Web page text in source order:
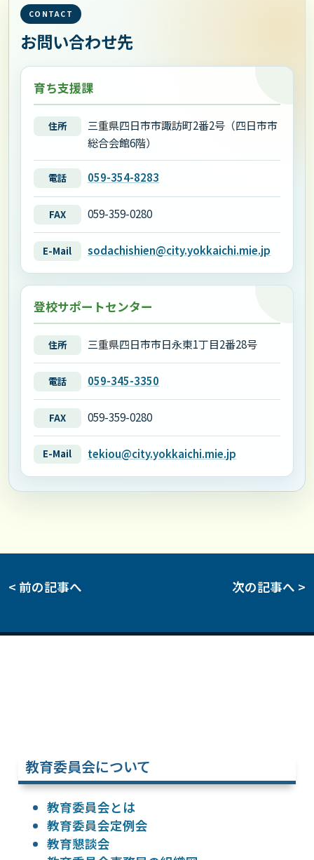
CONTACT
お問い合わせ先
育ち支援課
住所
三重県四日市市諏訪町2番2号（四日市市
総合会館6階）
電話 059-354-8283
FAX 059-359-0280
E-Mail sodachishien@city.yokkaichi.mie.jp
登校サポートセンター
住所 三重県四日市市日永東1丁目2番28号
電話 059-345-3350
FAX 059-359-0280
E-Mail tekiou@city.yokkaichi.mie.jp
< 前の記事へ 次の記事へ >
教育委員会について
教育委員会とは
教育委員会定例会
教育懇談会